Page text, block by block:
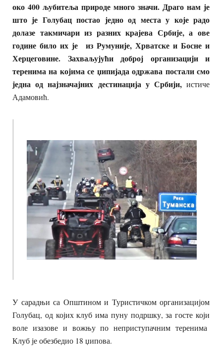
око 400 љубитеља природе много значи. Драго нам је
што је Голубац постао једно од места у које радо
долазе такмичари из разних крајева Србије, а ове
године било их је из Румуније, Хрватске и Босне и
Херцеговине. Захваљујући доброј организацији и
теренима на којима се џипијада одржава постали смо
једна од најзначајних дестинација у Србији,истиче
Адамовић.
У сарадњи са Општином и Туристичком организацијом
Голубац, од којих клуб има пуну подршку, за госте који
воле изазове и вожњу по неприступачним теренима
Клуб је обезбедио 18 џипова.